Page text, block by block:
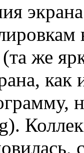
же